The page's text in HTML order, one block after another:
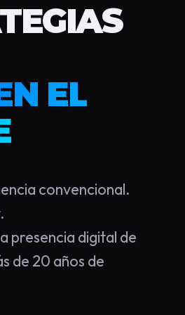
EL
convencional.
presencia digital de
de 20 años de